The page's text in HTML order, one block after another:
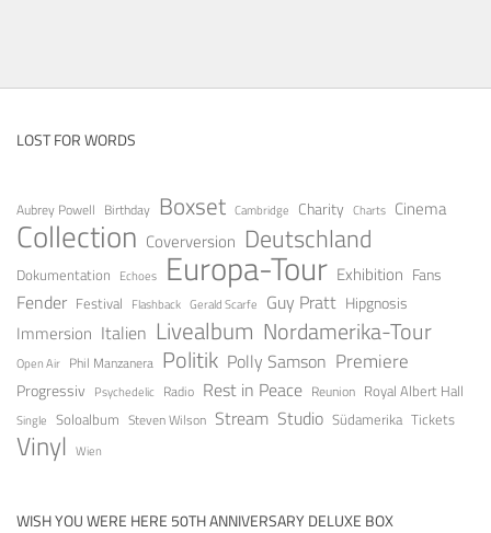
LOST FOR WORDS
Aubrey Powell Birthday Boxset Cambridge Charity Charts Cinema
Collection Coverversion Deutschland
Dokumentation Echoes Europa-Tour Exhibition Fans
Fender Festival Flashback Gerald Scarfe Guy Pratt Hipgnosis
Immersion Italien Livealbum Nordamerika-Tour
Open Air Phil Manzanera Politik Polly Samson Premiere
Progressiv Psychedelic Radio Rest in Peace Reunion Royal Albert Hall
Single Soloalbum Steven Wilson Stream Studio Südamerika Tickets
Vinyl Wien
WISH YOU WERE HERE 50TH ANNIVERSARY DELUXE BOX